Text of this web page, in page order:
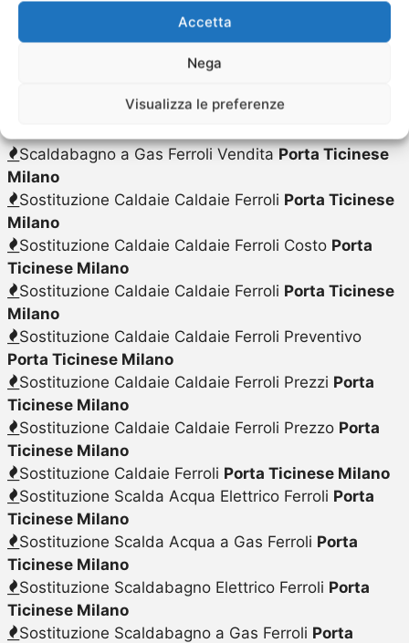
Accetta
Nega
Visualizza le preferenze
Scaldabagno a Gas Ferroli RiparazionePorta
Scaldabagno a Gas Ferroli Sostituzione
Scaldabagno a Gas Ferroli VenditaPorta Ticinese
Milano
Sostituzione Caldaie Caldaie Ferroli Porta Ticinese
Milano
Sostituzione Caldaie Caldaie Ferroli Costo Porta
Ticinese Milano
Sostituzione Caldaie Caldaie Ferroli Porta Ticinese
Milano
Sostituzione Caldaie Caldaie Ferroli Preventivo
Porta Ticinese Milano
Sostituzione Caldaie Caldaie Ferroli Prezzi Porta
Ticinese Milano
Sostituzione Caldaie Caldaie Ferroli Prezzo Porta
Ticinese Milano
Sostituzione Caldaie Ferroli Porta Ticinese Milano
Sostituzione Scalda Acqua Elettrico Ferroli Porta
Ticinese Milano
Sostituzione Scalda Acqua a Gas Ferroli Porta
Ticinese Milano
Sostituzione Scaldabagno Elettrico Ferroli Porta
Ticinese Milano
Sostituzione Scaldabagno a Gas Ferroli Porta